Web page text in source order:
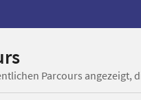
Parcours angezeigt,